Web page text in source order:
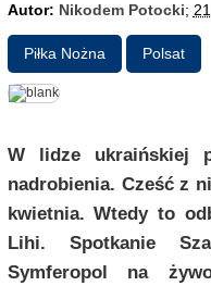
Autor: Nikodem Potocki;
Piłka Nożna Polsat
W lidze ukraińskiej
nadrobienia. Cześć z
kwietnia. Wtedy to
Lihi. Spotkanie
Symferopol na